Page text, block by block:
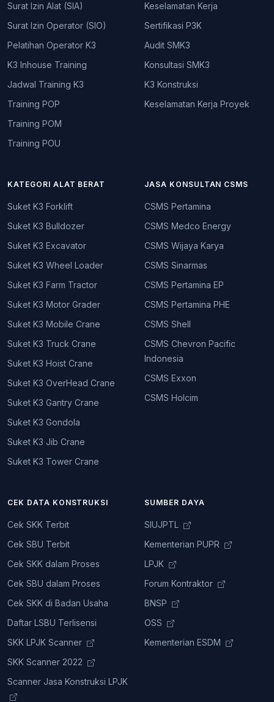
Surat Izin Alat (SIA)
Surat Izin Operator (SIO)
Pelatihan Operator K3
K3 Inhouse Training
Jadwal Training K3
Training POP
Training POM
Training POU
Keselamatan Kerja
Sertifikasi P3K
Audit SMK3
Konsultasi SMK3
K3 Konstruksi
Keselamatan Kerja Proyek
KATEGORI ALAT BERAT
Suket K3 Forklift
Suket K3 Bulldozer
Suket K3 Excavator
Suket K3 Wheel Loader
Suket K3 Farm Tractor
Suket K3 Motor Grader
Suket K3 Mobile Crane
Suket K3 Truck Crane
Suket K3 Hoist Crane
Suket K3 OverHead Crane
Suket K3 Gantry Crane
Suket K3 Gondola
Suket K3 Jib Crane
Suket K3 Tower Crane
JASA KONSULTAN CSMS
CSMS Pertamina
CSMS Medco Energy
CSMS Wijaya Karya
CSMS Sinarmas
CSMS Pertamina EP
CSMS Pertamina PHE
CSMS Shell
CSMS Chevron Pacific
Indonesia
CSMS Exxon
CSMS Holcim
CEK DATA KONSTRUKSI
Cek SKK Terbit
Cek SBU Terbit
Cek SKK dalam Proses
Cek SBU dalam Proses
Cek SKK di Badan Usaha
Daftar LSBU Terlisensi
SKK LPJK Scanner
SKK Scanner 2022
Scanner Jasa Konstruksi LPJK
SUMBER DAYA
SIUJPTL
Kementerian PUPR
LPJK
Forum Kontraktor
BNSP
OSS
Kementerian ESDM